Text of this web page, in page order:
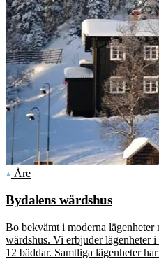
Åre
Bydalens wärdshus
Bo bekvämt i moderna
wärdshus. Vi erbjuder lägenheter
12 bäddar. Samtliga lägenheter